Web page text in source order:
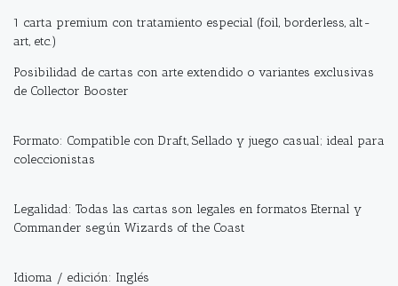
1 carta premium con tratamiento especial (foil, borderless, alt-
art, etc.)
Posibilidad de cartas con arte extendido o variantes exclusivas
de Collector Booster
Formato: Compatible con Draft, Sellado y juego casual; ideal para
coleccionistas
Legalidad: Todas las cartas son legales en formatos Eternal y
Commander según Wizards of the Coast
Idioma / edición: Inglés